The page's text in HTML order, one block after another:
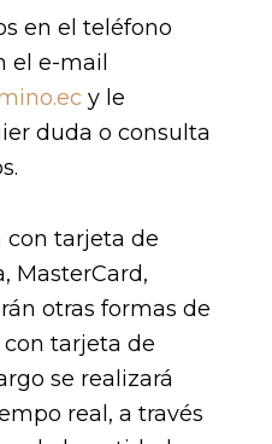
en el teléfono
el e-mail
y le
duda o consulta
con tarjeta de
MasterCard,
otras formas de
con tarjeta de
se realizará
real, a través